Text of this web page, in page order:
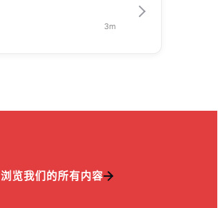
3m
浏览我们的所有内容